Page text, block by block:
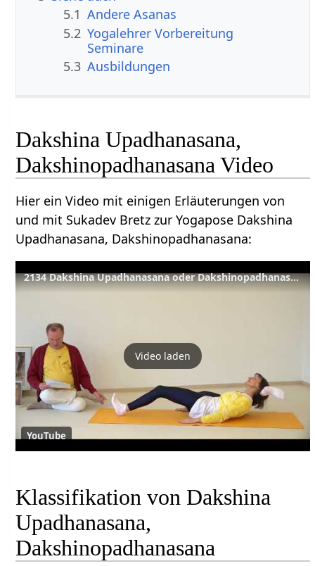
5.1 Andere Asanas
5.2 Yogalehrer Vorbereitung
Seminare
5.3 Ausbildungen
Dakshina Upadhanasana,
Dakshinopadhanasana Video
Hier ein Video mit einigen Erläuterungen von
und mit Sukadev Bretz zur Yogapose Dakshina
Upadhanasana, Dakshinopadhanasana:
2134 Dakshina Upadhanasana oder Dakshinopadhanasana
Video laden
YouTube
Klassifikation von Dakshina
Upadhanasana,
Dakshinopadhanasana